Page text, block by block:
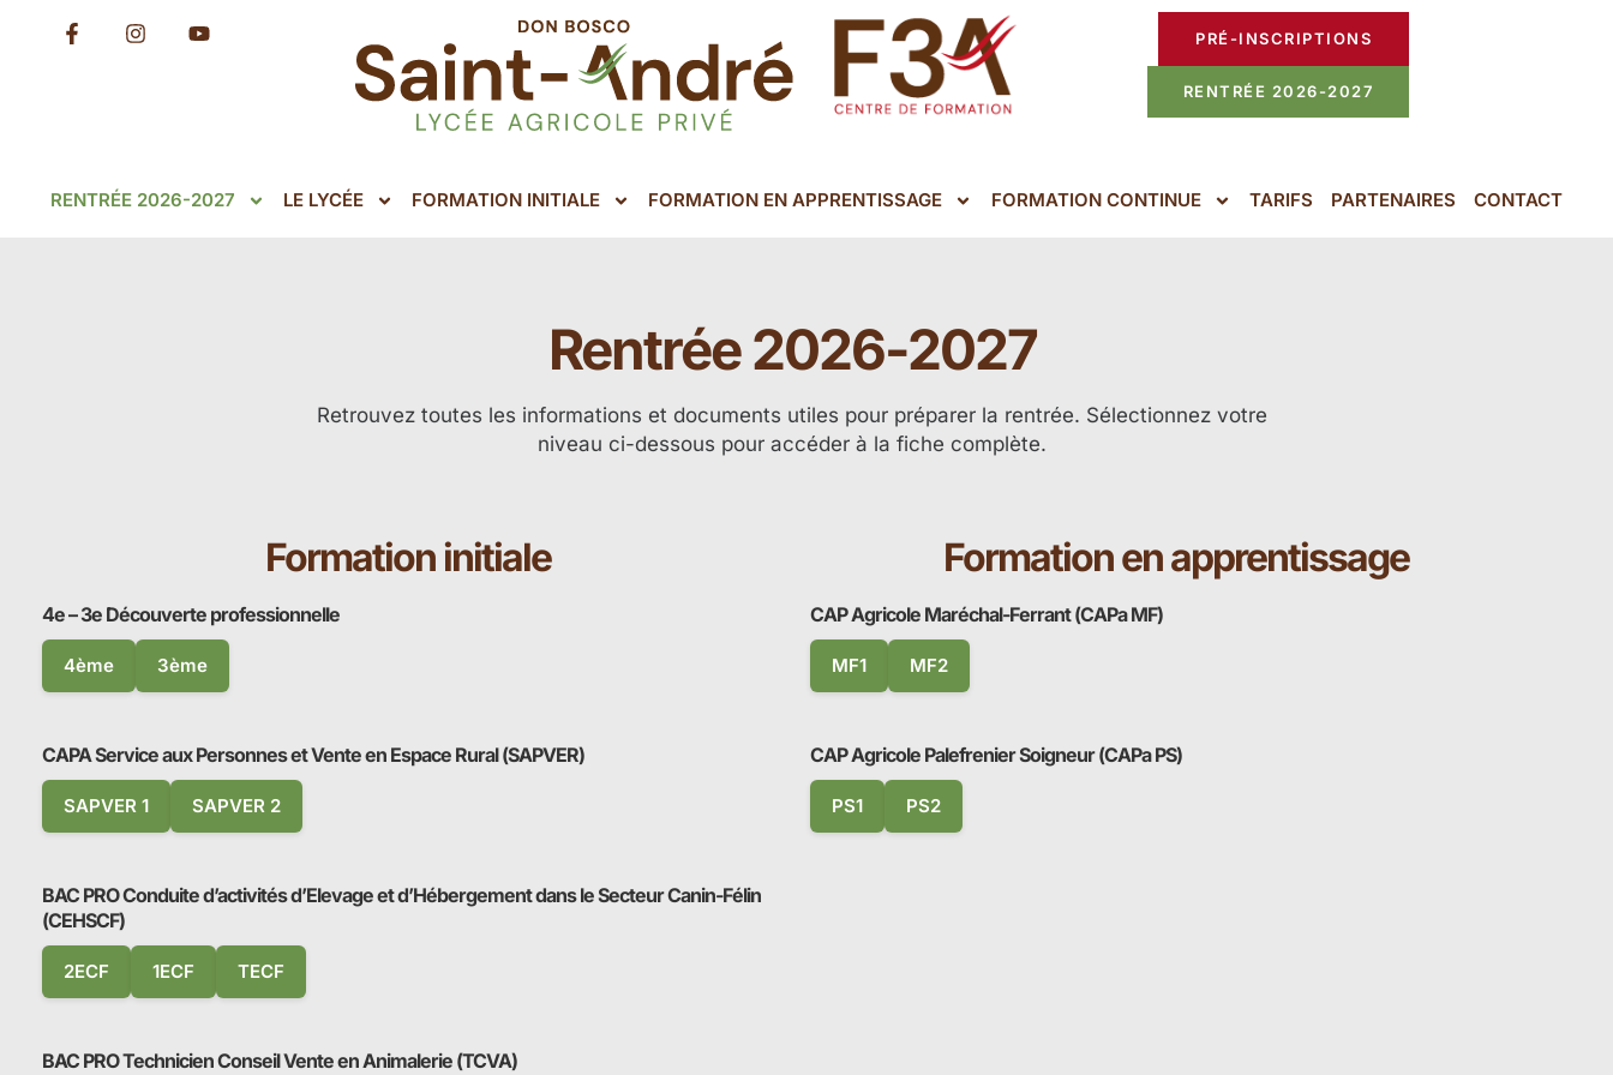
PRÉ-INSCRIPTIONS
RENTRÉE 2026-2027
RENTRÉE 2026-2027 LE LYCÉE FORMATION INITIALE FORMATION EN APPRENTISSAGE FORMATION CONTINUE TARIFS PARTENAIRES CONTACT
Rentrée 2026-2027
Retrouvez toutes les informations et documents utiles pour préparer la rentrée. Sélectionnez votre
niveau ci-dessous pour accéder à la fiche complète.
Formation initiale
4e – 3e Découverte professionnelle
4ème 3ème
CAPA Service aux Personnes et Vente en Espace Rural (SAPVER)
SAPVER 1 SAPVER 2
BAC PRO Conduite d’activités d’Elevage et d’Hébergement dans le Secteur Canin-Félin
(CEHSCF)
2ECF 1ECF TECF
BAC PRO Technicien Conseil Vente en Animalerie (TCVA)
Formation en apprentissage
CAP Agricole Maréchal-Ferrant (CAPa MF)
MF1 MF2
CAP Agricole Palefrenier Soigneur (CAPa PS)
PS1 PS2